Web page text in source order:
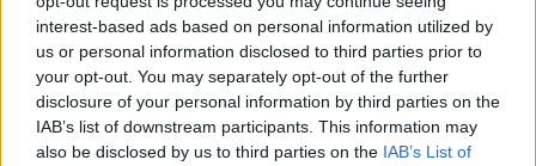
interest-based ads based on personal information utilized by
us or personal information disclosed to third parties prior to
your opt-out. You may separately opt-out of the further
disclosure of your personal information by third parties on the
IAB’s list of downstream participants. This information may
also be disclosed by us to third parties on the IAB’s List of
Puoi effettuare l'accesso andando nella
sezioneLogindal menù del sito o
cliccandoqui